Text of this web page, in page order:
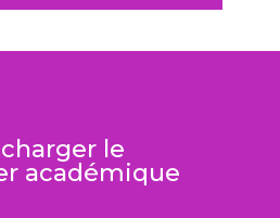
le
académique